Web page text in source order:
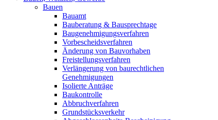
Bauen
Bauamt
Bauberatung & Bausprechtage
Baugenehmigungsverfahren
Vorbescheidsverfahren
Änderung von Bauvorhaben
Freistellungsverfahren
Verlängerung von baurechtlichen
Genehmigungen
Isolierte Anträge
Baukontrolle
Abbruchverfahren
Grundstücksverkehr